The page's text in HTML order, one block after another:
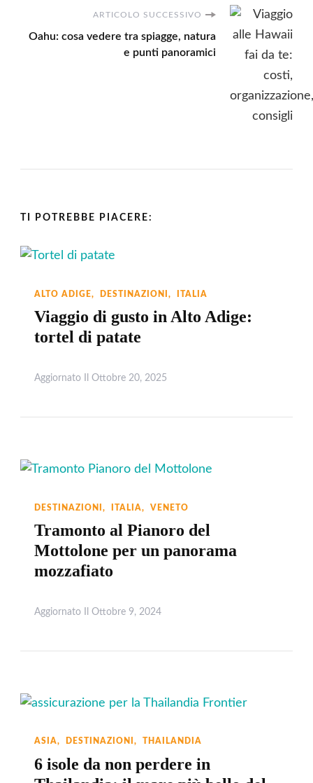
ARTICOLO SUCCESSIVO
Oahu: cosa vedere tra spiagge, natura
e punti panoramici
TI POTREBBE PIACERE:
ALTO ADIGE DESTINAZIONI ITALIA
Viaggio di gusto in Alto Adige:
tortel di patate
Aggiornato Il Ottobre 20, 2025
DESTINAZIONI ITALIA VENETO
Tramonto al Pianoro del
Mottolone per un panorama
mozzafiato
Aggiornato Il Ottobre 9, 2024
ASIA DESTINAZIONI THAILANDIA
6 isole da non perdere in